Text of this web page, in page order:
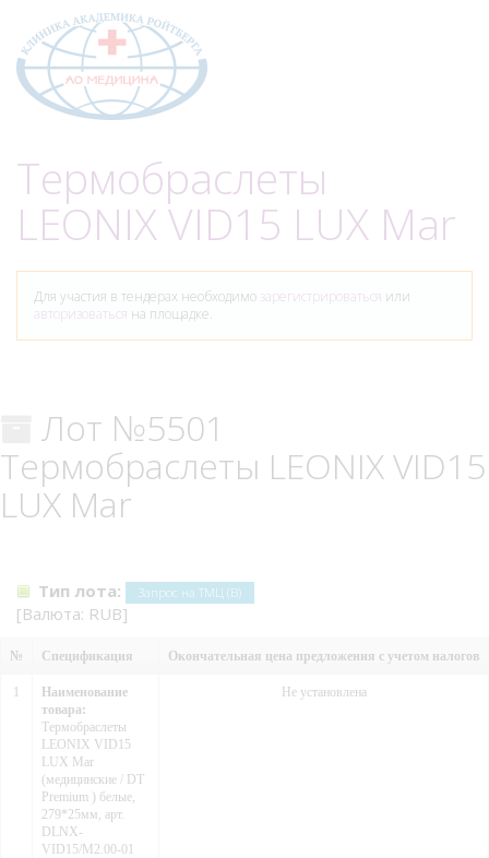
Термобраслеты
LEONIX VID15 LUX Mar
Для участия в тендерах необходимо зарегистрироваться или
авторизоваться на площадке.
Лот №5501
Термобраслеты LEONIX VID15
LUX Mar
Тип лота: Запрос на ТМЦ (В)
[Валюта: RUB]
№ Спецификация Окончательная цена предложения с учетом налогов
Наименование
товара:
Термобраслеты
LEONIX VID15
LUX Mar
(медицинские / DT
Premium ) белые,
279*25мм, арт.
DLNX-
VID15/M2.00-01
Не установлена